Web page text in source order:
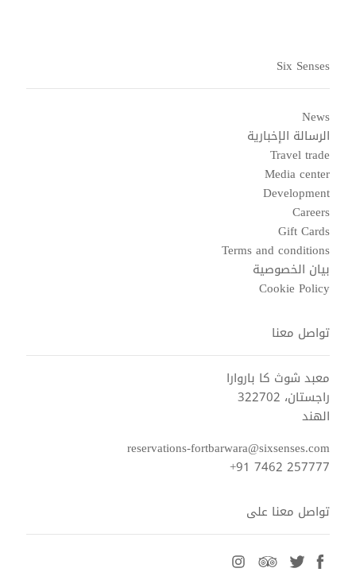
Six Senses
News
الرسالة الإخبارية
Travel trade
Media center
Development
Careers
Gift Cards
Terms and conditions
بيان الخصوصية
Cookie Policy
تواصل معنا
معبد شوث كا باروارا
راجستان، 322702
الهند
reservations-fortbarwara@sixsenses.com
+91 7462 257777
تواصل معنا على
facebook
twitter
tripadvisor